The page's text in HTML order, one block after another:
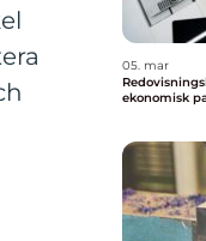
05. mar
ekonomisk